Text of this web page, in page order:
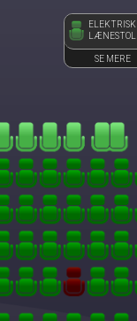
ELEKTRISK
LÆNESTOL
SE MERE